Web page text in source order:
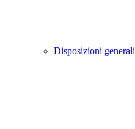
Disposizioni generali